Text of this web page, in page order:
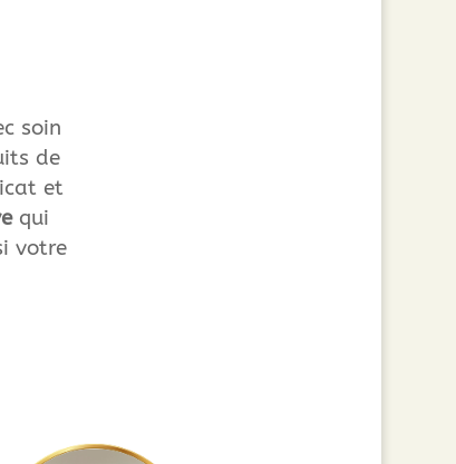
soin
de
et
qui
votre